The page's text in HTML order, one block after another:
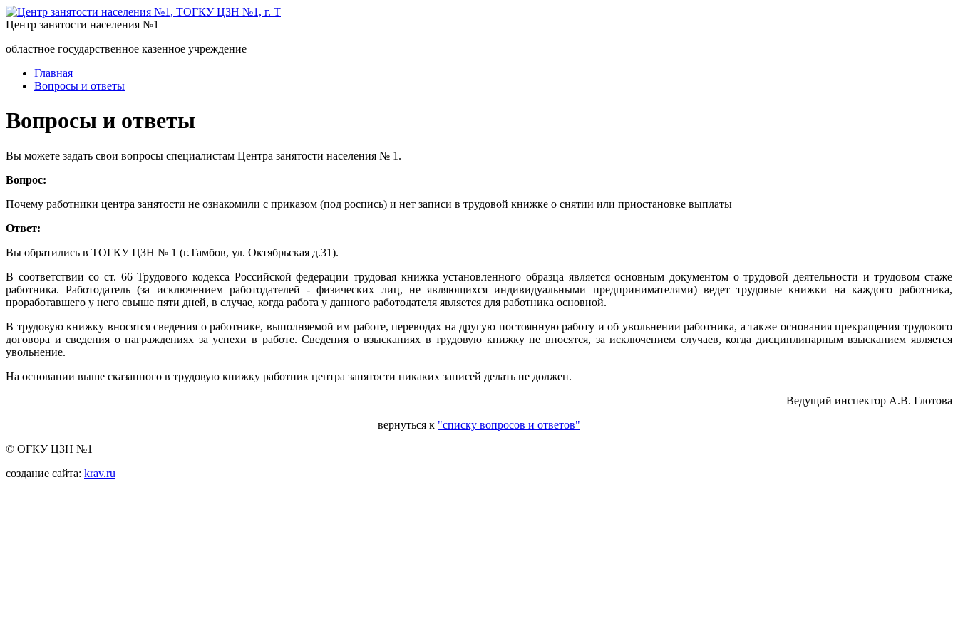
Центр занятости населения №1
областное государственное казенное учреждение
Главная
Вопросы и ответы
Вопросы и ответы
Вы можете задать свои вопросы специалистам Центра занятости населения № 1.
Вопрос:
Почему работники центра занятости не ознакомили с приказом (под роспись) и нет записи в трудовой книжке о снятии или приостановке выплаты
Ответ:
Вы обратились в ТОГКУ ЦЗН № 1 (г.Тамбов, ул. Октябрьская д.31).
В соответствии со ст. 66 Трудового кодекса Российской федерации трудовая книжка установленного образца является основным документом о трудовой деятельности и трудовом стаже
работника. Работодатель (за исключением работодателей - физических лиц, не являющихся индивидуальными предпринимателями) ведет трудовые книжки на каждого работника,
проработавшего у него свыше пяти дней, в случае, когда работа у данного работодателя является для работника основной.
В трудовую книжку вносятся сведения о работнике, выполняемой им работе, переводах на другую постоянную работу и об увольнении работника, а также основания прекращения трудового
договора и сведения о награждениях за успехи в работе. Сведения о взысканиях в трудовую книжку не вносятся, за исключением случаев, когда дисциплинарным взысканием является
увольнение.
На основании выше сказанного в трудовую книжку работник центра занятости никаких записей делать не должен.
Ведущий инспектор А.В. Глотова
вернуться к "списку вопросов и ответов"
© ОГКУ ЦЗН №1
создание сайта: krav.ru